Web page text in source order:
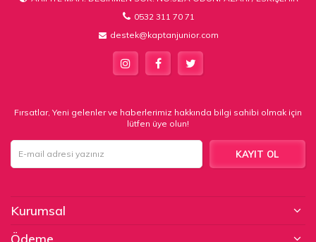
0532 311 70 71
destek@kaptanjunior.com
Fırsatlar, Yeni gelenler ve haberlerimiz hakkında bilgi sahibi olmak için
lütfen üye olun!
KAYIT OL
Kurumsal
Ödeme